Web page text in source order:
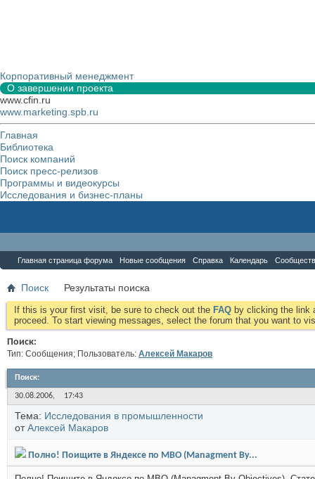
Корпоративный менеджмент
О завершении проекта
www.cfin.ru
www.marketing.spb.ru
Главная
Библиотека
Поиск компаний
Поиск пресс-релизов
Программы и видеокурсы
Исследования и бизнес-планы
Главная страница форума Новые сообщения Справка Календарь
Поиск Результаты поиска
If this is your first visit, be sure to check out the FAQ by clicking the link
proceed. To start viewing messages, select the forum that you want to
Поиск:
Тип: Сообщения; Пользователь: Алексей Макаров
Поиск:
30.08.2006, 17:43
Тема: Исследования в промышленности
отАлексей Макаров
Полно! Поищите в Яндексе по МВО (Managment By...